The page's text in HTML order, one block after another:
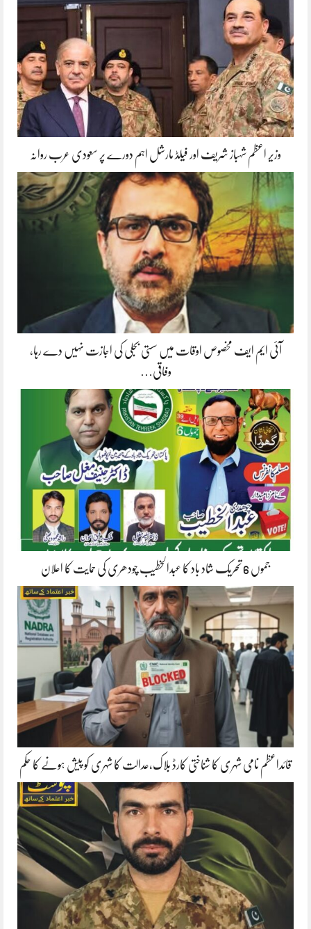
وزیر اعظم شہباز شریف اور فیلڈ مارشل اہم دورے پر سعودی عرب روانہ
آئی ایم ایف مخصوص اوقات میں سستی بجلی کی اجازت نہیں دے رہا،
وفاقی…
جموں 6 تحریک شاد باد کا عبدالخطیب چودھری کی حمایت کا اعلان
قائداعظم نامی شہری کا شناختی کارڈ بلاک،عدالت کا شہری کو پیش ہونے کا حکم